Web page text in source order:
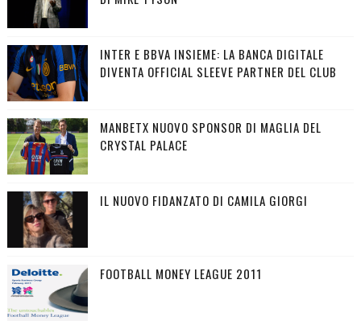
INTER E BBVA INSIEME: LA BANCA DIGITALE
DIVENTA OFFICIAL SLEEVE PARTNER DEL CLUB
MANBETX NUOVO SPONSOR DI MAGLIA DEL
CRYSTAL PALACE
IL NUOVO FIDANZATO DI CAMILA GIORGI
FOOTBALL MONEY LEAGUE 2011